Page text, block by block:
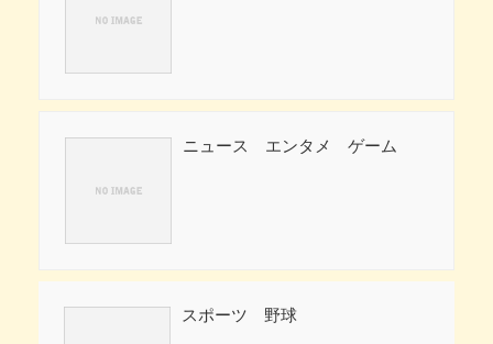
ニュース エンタメ ゲーム
スポーツ 野球